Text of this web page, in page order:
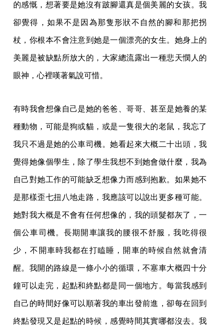
的感慨，想著要是她沒有跛腳還真是個美麗的女孩。我
卻覺得，如果不是因為那隻形狀不自然的腳和那把拐
杖，你根本不會注意到她是一個漂亮的女生。她身上的
美麗是被缺點所放大的，大家總流露出一種悲天憫人的
眼神，心裡嘆著氣說可惜。
有時我會想像自己是她的爸爸、哥哥、甚至是她養的某
種動物，可能是狗或貓，或是一隻很大的老鼠，我忘了
我只不過是她的公車司機。她看起來大概二十出頭，我
覺得她像個學生，除了學生我想不到她會做什麼，我為
自己對她工作的可能缺乏想像力而感到抱歉。如果她不
是那樣歪七扭八地走路，我應該可以說出更多種可能。
她對我大概是不會有任何想像的，我的頭髮都灰了，一
個公車司機。長期開車讓我的腰很不舒服，我吃得很
少，不開車時我都在打瞌睡，開車的時候自然就會清
醒。我開的路線是一條小小的循環，不塞車大概四十分
鐘可以走完，起點和終點都是同一個地方。每當我感到
自己的時間好像可以順著我的車出發前進，卻每在回到
終點發現又是起點的時候，感覺時間其實哪都沒去。我